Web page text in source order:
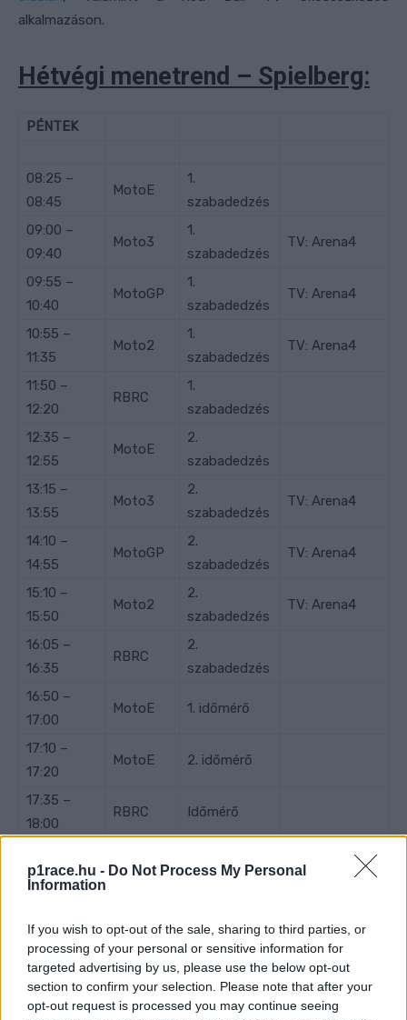
p1race.hu - Do Not Process My Personal
Information
If you wish to opt-out of the sale, sharing to third parties, or
processing of your personal or sensitive information for
targeted advertising by us, please use the below opt-out
section to confirm your selection. Please note that after your
opt-out request is processed you may continue seeing
alkalmazáson.
Hétvégi menetrend – Spielberg:
PÉNTEK
08:25 –
08:45
MotoE
1.
szabadedzés
09:00 –
09:40
Moto3
1.
szabadedzés
TV: Arena4
09:55 –
10:40
MotoGP
1.
szabadedzés
TV: Arena4
10:55 –
11:35
Moto2
1.
szabadedzés
TV: Arena4
11:50 –
12:20
RBRC
1.
szabadedzés
12:35 –
12:55
MotoE
2.
szabadedzés
13:15 –
13:55
Moto3
2.
szabadedzés
TV: Arena4
14:10 –
14:55
MotoGP
2.
szabadedzés
TV: Arena4
15:10 –
15:50
Moto2
2.
szabadedzés
TV: Arena4
16:05 –
16:35
RBRC
2.
szabadedzés
16:50 –
17:00
MotoE 1. időmérő
17:10 –
17:20
MotoE 2. időmérő
17:35 –
18:00
RBRC Időmérő
SZOMBAT
09:00 –
09:40
Moto3
3.
szabadedzés
TV: Arena4
09:55 –
10:40
MotoGP
3.
szabadedzés
TV: Arena4